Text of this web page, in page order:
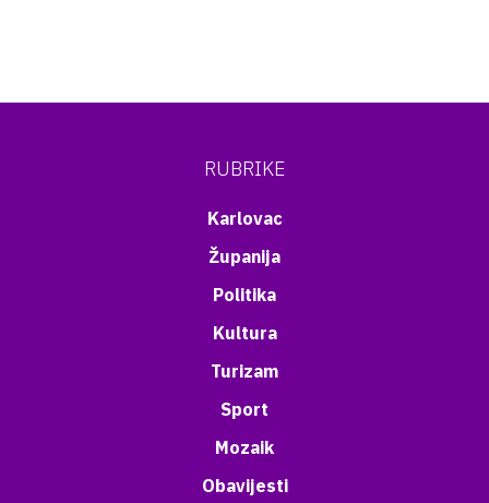
RUBRIKE
Karlovac
Županija
Politika
Kultura
Turizam
Sport
Mozaik
Obavijesti